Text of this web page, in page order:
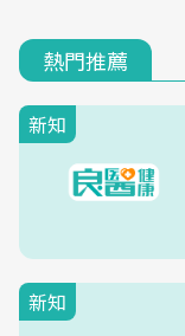
熱門推薦
新知
新知